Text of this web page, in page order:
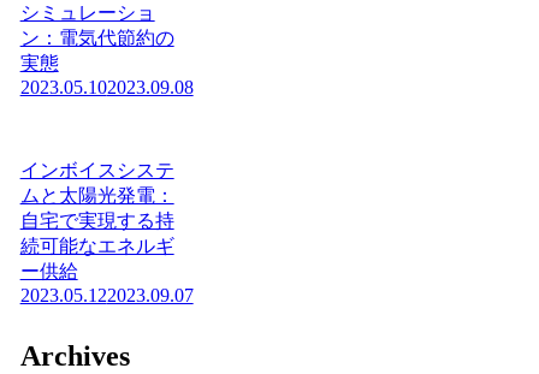
シミュレーショ
ン：電気代節約の
実態
2023.05.102023.09.08
インボイスシステ
ムと太陽光発電：
自宅で実現する持
続可能なエネルギ
ー供給
2023.05.122023.09.07
Archives